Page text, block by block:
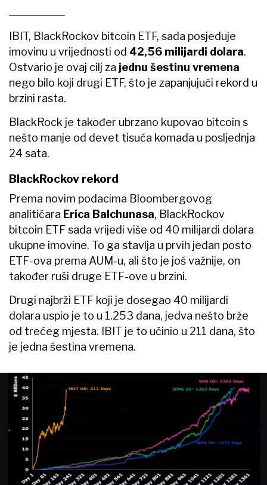
IBIT, BlackRockov bitcoin ETF, sada posjeduje
imovinu u vrijednosti od 42,56 milijardi dolara.
Ostvario je ovaj cilj za jednu šestinu vremena
nego bilo koji drugi ETF, što je zapanjujući rekord u
brzini rasta.
BlackRock je također ubrzano kupovao bitcoin s
nešto manje od devet tisuća komada u posljednja
24 sata.
BlackRockov rekord
Prema novim podacima Bloombergovog
analitičara Erica Balchunasa, BlackRockov
bitcoin ETF sada vrijedi više od 40 milijardi dolara
ukupne imovine. To ga stavlja u prvih jedan posto
ETF-ova prema AUM-u, ali što je još važnije, on
također ruši druge ETF-ove u brzini.
Drugi najbrži ETF koji je dosegao 40 milijardi
dolara uspio je to u 1.253 dana, jedva nešto brže
od trećeg mjesta. IBIT je to učinio u 211 dana, što
je jedna šestina vremena.